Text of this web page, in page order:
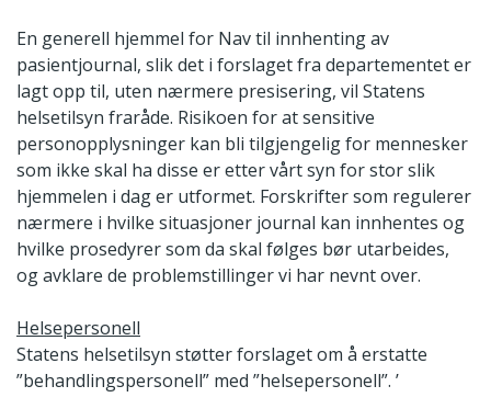
En generell hjemmel for Nav til innhenting av
pasientjournal, slik det i forslaget fra departementet er
lagt opp til, uten nærmere presisering, vil Statens
helsetilsyn fraråde. Risikoen for at sensitive
personopplysninger kan bli tilgjengelig for mennesker
som ikke skal ha disse er etter vårt syn for stor slik
hjemmelen i dag er utformet. Forskrifter som regulerer
nærmere i hvilke situasjoner journal kan innhentes og
hvilke prosedyrer som da skal følges bør utarbeides,
og avklare de problemstillinger vi har nevnt over.
Helsepersonell
Statens helsetilsyn støtter forslaget om å erstatte
”behandlingspersonell” med ”helsepersonell”. ’